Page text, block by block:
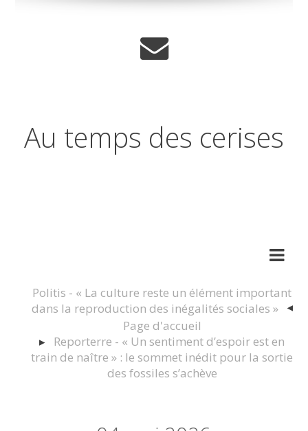
Au temps des cerises
Politis - « La culture reste un élément important
dans la reproduction des inégalités sociales »
Page d'accueil
Reporterre - « Un sentiment d’espoir est en
train de naître » : le sommet inédit pour la sortie
des fossiles s’achève